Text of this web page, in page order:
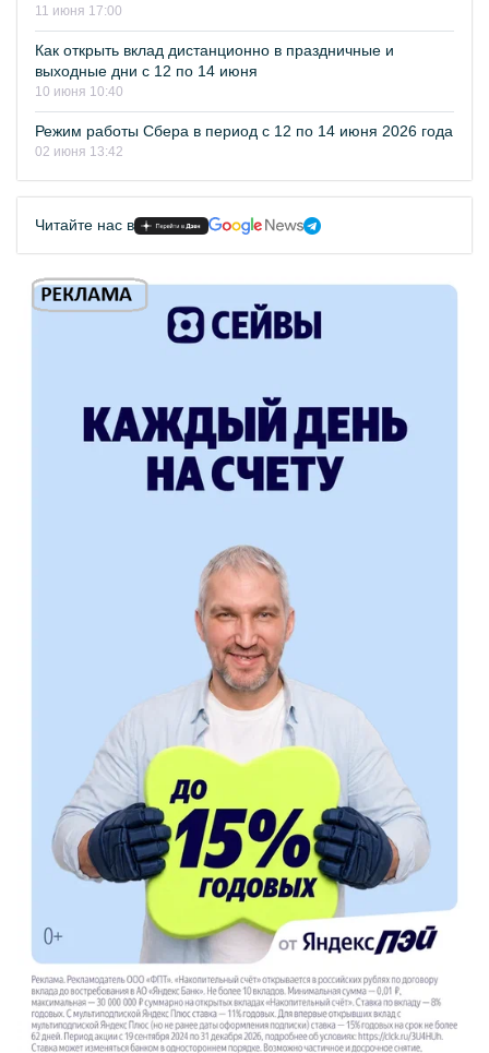
11 июня 17:00
Как открыть вклад дистанционно в праздничные и
выходные дни с 12 по 14 июня
10 июня 10:40
Режим работы Сбера в период с 12 по 14 июня 2026 года
02 июня 13:42
Читайте нас в